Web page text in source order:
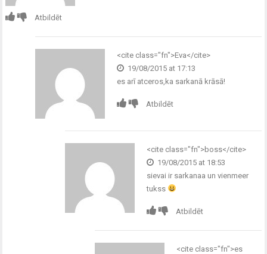
Atbildēt
<cite class="fn">Eva</cite>
19/08/2015 at 17:13
es arī atceros,ka sarkanā krāsā!
Atbildēt
<cite class="fn">boss</cite>
19/08/2015 at 18:53
sievai ir sarkanaa un vienmeer
tukss
Atbildēt
<cite class="fn">es